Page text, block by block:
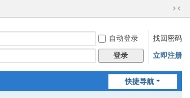
切
到
窄
自动登录
找回密码
登录 立即注册
快捷导航